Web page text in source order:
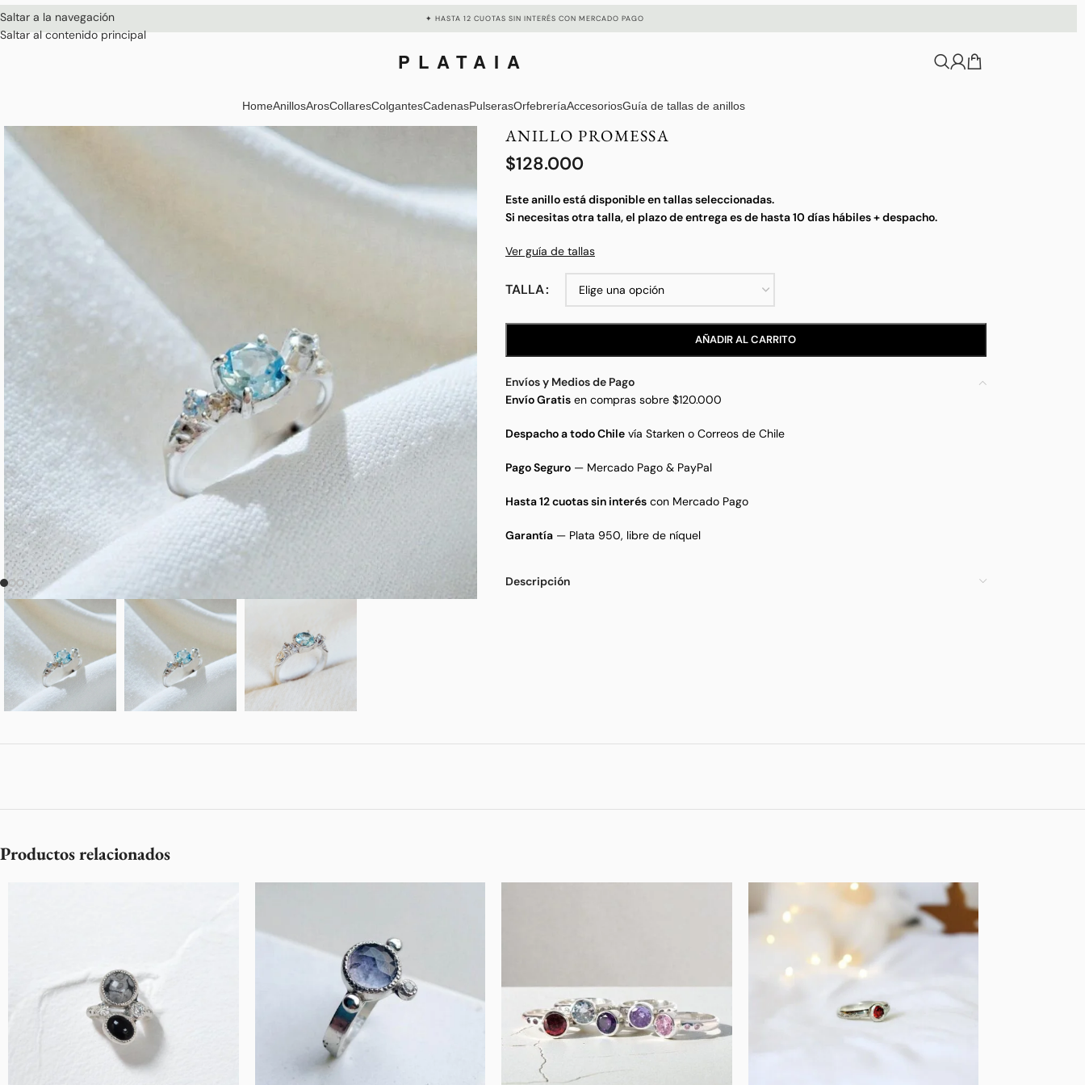
Saltar a la navegación
Saltar al contenido principal
✦ HASTA 12 CUOTAS SIN INTERÉS CON MERCADO PAGO
PLATAIA
HomeAnillosArosCollaresColgantesCadenasPulserasOrfebreríaAccesoriosGuía de tallas de anillos
ANILLO PROMESSA
$128.000
Este anillo está disponible en tallas seleccionadas.
Si necesitas otra talla, el plazo de entrega es de hasta 10 días hábiles + despacho.
Ver guía de tallas
TALLA
AÑADIR AL CARRITO
Envíos y Medios de Pago
Envío Gratisen compras sobre $120.000
Despacho a todo Chilevía Starken o Correos de Chile
Pago Seguro— Mercado Pago & PayPal
Hasta 12 cuotas sin interéscon Mercado Pago
Garantía— Plata 950, libre de níquel
Descripción
Productos relacionados